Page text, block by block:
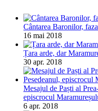
Cântarea Baronilor,
16 mai 2018
Țara arde, dar
30 apr. 2018
Mesajul de Paști al
episcrocul
6 apr. 2018